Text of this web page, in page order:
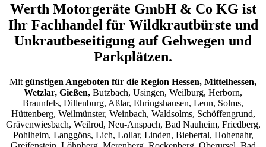
Werth Motorgeräte GmbH & Co KG ist
Ihr Fachhandel für Wildkrautbürste und
Unkrautbeseitigung auf Gehwegen und
Parkplätzen.
Mit günstigen Angeboten für die Region Hessen, Mittelhessen,
Wetzlar, Gießen, Butzbach, Usingen, Weilburg, Herborn,
Braunfels, Dillenburg, Aßlar, Ehringshausen, Leun, Solms,
Hüttenberg, Weilmünster, Weinbach, Waldsolms, Schöffengrund,
Grävenwiesbach, Weilrod, Neu-Anspach, Bad Nauheim, Friedberg,
Pohlheim, Langgöns, Lich, Lollar, Linden, Biebertal, Hohenahr,